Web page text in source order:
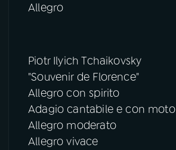
Allegro
Piotr Ilyich Tchaikovsky
"Souvenir de Florence"
Allegro con spirito
Adagio cantabile e con moto
Allegro moderato
Allegro vivace